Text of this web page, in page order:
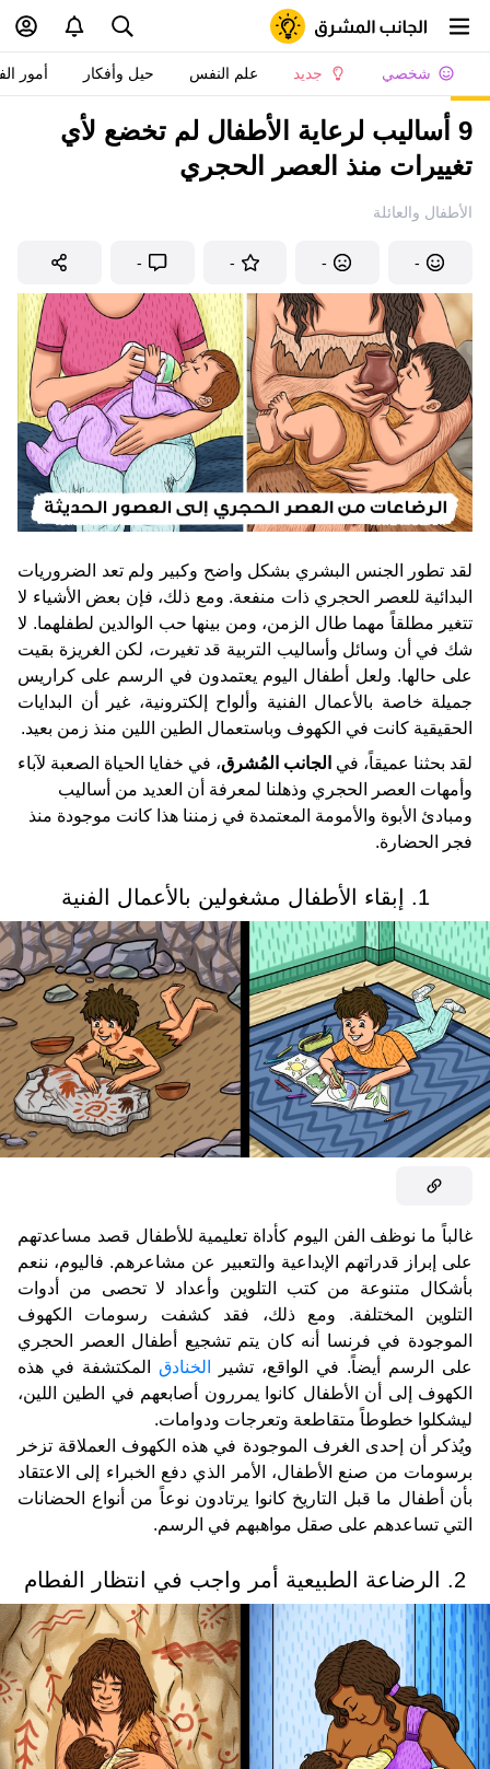
شخصي جديد علم النفس حيل وأفكار أمور
9 أساليب لرعاية الأطفال لم تخضع لأي
تغييرات منذ العصر الحجري
الأطفال والعائلة
-
-
-
-
لقد تطور الجنس البشري بشكل واضح وكبير ولم تعد الضروريات
البدائية للعصر الحجري ذات منفعة. ومع ذلك، فإن بعض الأشياء لا
تتغير مطلقاً مهما طال الزمن، ومن بينها حب الوالدين لطفلهما. لا
شك في أن وسائل وأساليب التربية قد تغيرت، لكن الغريزة بقيت
على حالها. ولعل أطفال اليوم يعتمدون في الرسم على كراريس
جميلة خاصة بالأعمال الفنية وألواح إلكترونية، غير أن البدايات
الحقيقية كانت في الكهوف وباستعمال الطين اللين منذ زمن بعيد.
لقد بحثنا عميقاً، في الجانب المُشرق، في خفايا الحياة الصعبة لآباء
وأمهات العصر الحجري وذهلنا لمعرفة أن العديد من أساليب
ومبادئ الأبوة والأمومة المعتمدة في زمننا هذا كانت موجودة منذ
فجر الحضارة.
1. إبقاء الأطفال مشغولين بالأعمال الفنية
غالباً ما نوظف الفن اليوم كأداة تعليمية للأطفال قصد مساعدتهم
على إبراز قدراتهم الإبداعية والتعبير عن مشاعرهم. فاليوم، ننعم
بأشكال متنوعة من كتب التلوين وأعداد لا تحصى من أدوات
التلوين المختلفة. ومع ذلك، فقد كشفت رسومات الكهوف
الموجودة في فرنسا أنه كان يتم تشجيع أطفال العصر الحجري
على الرسم أيضاً. في الواقع، تشير
الخنادق المكتشفة في هذه
الكهوف إلى أن الأطفال كانوا يمررون أصابعهم في الطين اللين،
ليشكلوا خطوطاً متقاطعة وتعرجات ودوامات.
ويُذكر أن إحدى الغرف الموجودة في هذه الكهوف العملاقة تزخر
برسومات من صنع الأطفال، الأمر الذي دفع الخبراء إلى الاعتقاد
بأن أطفال ما قبل التاريخ كانوا يرتادون نوعاً من أنواع الحضانات
التي تساعدهم على صقل مواهبهم في الرسم.
2. الرضاعة الطبيعية أمر واجب في انتظار الفطام